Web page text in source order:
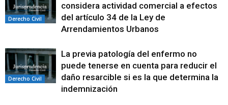
Derecho Civil
considera actividad comercial a efectos
del artículo 34 de la Ley de
Arrendamientos Urbanos
Derecho Civil
La previa patología del enfermo no
puede tenerse en cuenta para reducir el
daño resarcible si es la que determina la
indemnización